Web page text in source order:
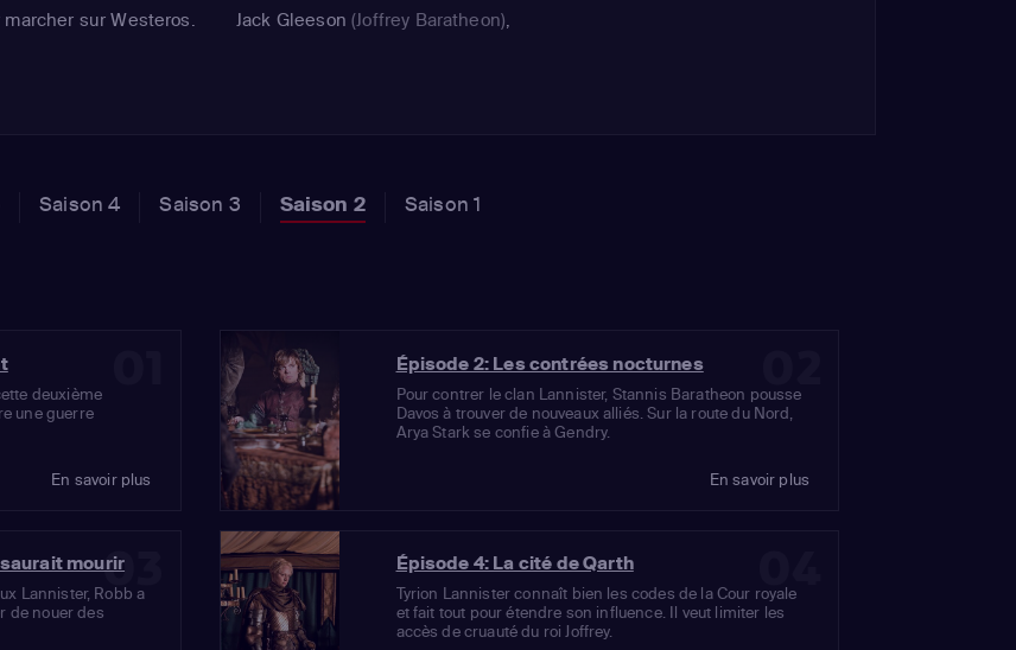
sur Westeros.
dans une deuxième
Jack Gleeson (Joffrey Baratheon),
Saison 4 Saison 3 Saison 2 Saison 1
deuxième
une guerre
En savoir plus
Épisode 2: Les contrées nocturnes
Pour contrer le clan Lannister, Stannis Baratheon pousse
Davos à trouver de nouveaux alliés. Sur la route du Nord,
Arya Stark se confie à Gendry.
En savoir plus
03
mourir
Lannister, Robb a
de nouer des
Épisode 4: La cité de Qarth
Tyrion Lannister connaît bien les codes de la Cour royale
et fait tout pour étendre son influence. Il veut limiter les
accès de cruauté du roi Joffrey.